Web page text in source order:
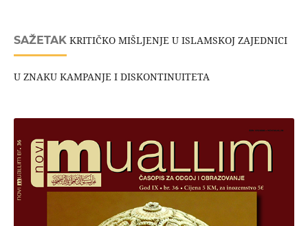
SAŽETAKKRITIČKO MIŠLJENJE U ISLAMSKOJ ZAJEDNICI
U ZNAKU KAMPANJE I DISKONTINUITETA